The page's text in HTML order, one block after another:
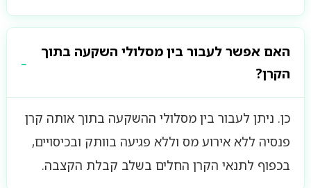
האם אפשר לעבור בין מסלולי השקעה בתוך
הקרן?
כן. ניתן לעבור בין מסלולי ההשקעה בתוך אותה קרן
פנסיה ללא אירוע מס וללא פגיעה בוותק ובכיסויים,
בכפוף לתנאי הקרן החלים בשלב קבלת הקצבה.